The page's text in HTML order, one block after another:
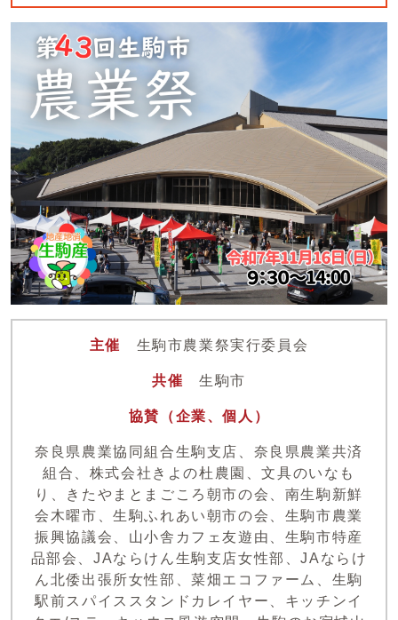
主催 生駒市農業祭実行委員会
共催 生駒市
協賛（企業、個人）
奈良県農業協同組合生駒支店、奈良県農業共済
組合、株式会社きよの杜農園、文具のいなも
り、きたやまとまごころ朝市の会、南生駒新鮮
会木曜市、生駒ふれあい朝市の会、生駒市農業
振興協議会、山小舎カフェ友遊由、生駒市特産
品部会、JAならけん生駒支店女性部、JAならけ
ん北倭出張所女性部、菜畑エコファーム、生駒
駅前スパイススタンドカレイヤー、キッチンイ